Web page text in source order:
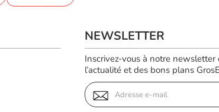
NEWSLETTER
Inscrivez-vous à notre
l’actualité et des bons plans